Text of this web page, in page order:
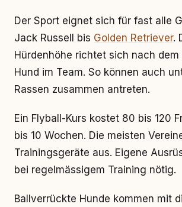
Der Sport eignet sich für fast alle
Jack Russell bis Golden Retriever.
Hürdenhöhe richtet sich nach dem
Hund im Team. So können auch
Rassen zusammen antreten.
Ein Flyball-Kurs kostet 80 bis 120
bis 10 Wochen. Die meisten
Trainingsgeräte aus. Eigene
bei regelmässigem Training nötig.
Ballverrückte Hunde kommen mit